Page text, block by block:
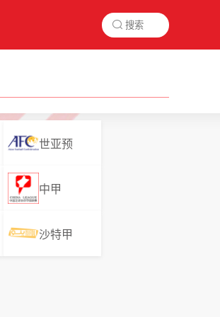

世亚预
中甲
沙特甲